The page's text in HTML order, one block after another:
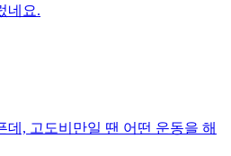
네요.
데, 고도비만일 땐 어떤 운동을 해